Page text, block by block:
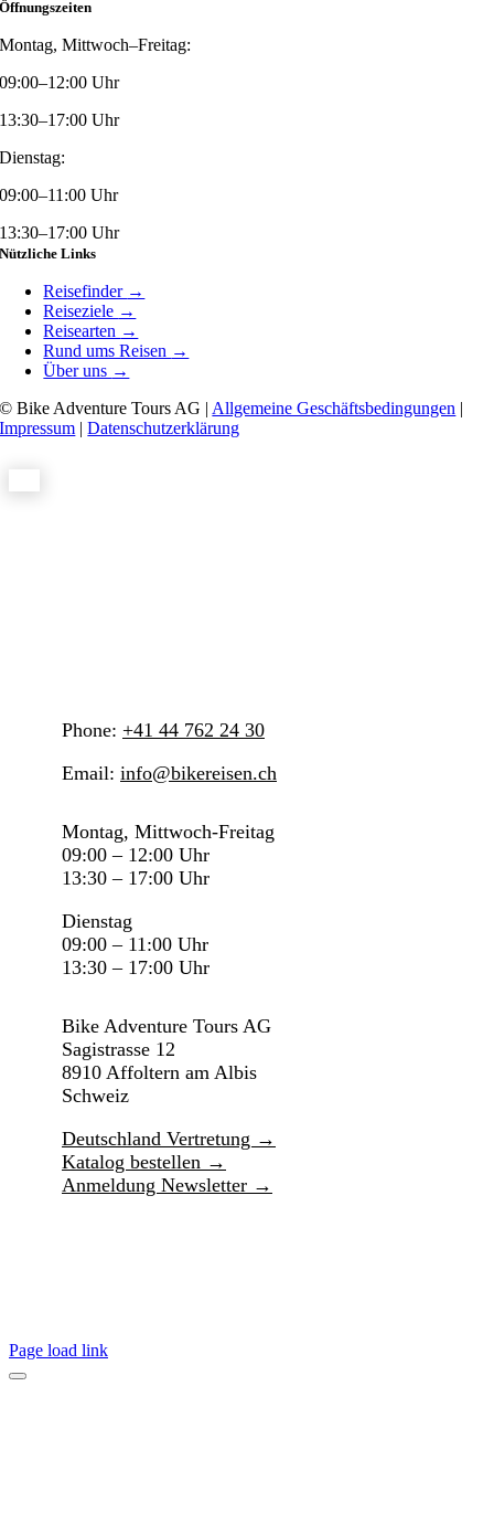
Öffnungszeiten
Montag, Mittwoch–Freitag:
09:00–12:00 Uhr
13:30–17:00 Uhr
Dienstag:
09:00–11:00 Uhr
13:30–17:00 Uhr
Nützliche Links
Reisefinder →
Reiseziele →
Reisearten →
Rund ums Reisen →
Über uns →
© Bike Adventure Tours AG | Allgemeine Geschäftsbedingungen |
Impressum |Datenschutzerklärung
Sliding
Phone: +41 44 762 24 30
Email: info@bikereisen.ch
Montag, Mittwoch-Freitag
09:00 – 12:00 Uhr
13:30 – 17:00 Uhr
Dienstag
09:00 – 11:00 Uhr
13:30 – 17:00 Uhr
Bike Adventure Tours AG
Sagistrasse 12
8910 Affoltern am Albis
Schweiz
Deutschland Vertretung →
Katalog bestellen →
Anmeldung Newsletter →
Page load link